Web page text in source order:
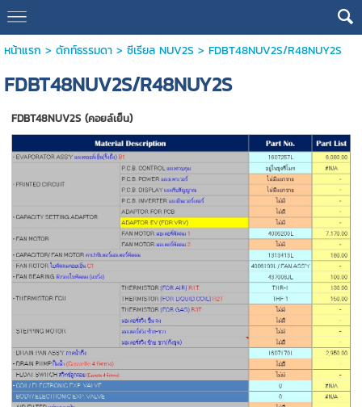
หน้าแรก > ดักท์ธรรมดา> ซีเรียล NUV2S> FDBT48NUV2S/R48NUY2S
FDBT48NUV2S/R48NUY2S
FDBT48NUV2S (คอยล์เย็น)